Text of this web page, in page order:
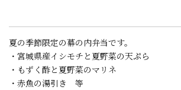
夏の季節限定の幕の内弁当です。
・宮城県産イシモチと夏野菜の天ぷら
・もずく酢と夏野菜のマリネ
・赤魚の湯引き 等